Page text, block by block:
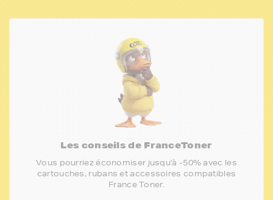
Les conseils de FranceToner
Vous pourriez économiser jusqu'à -50% avec les
cartouches, rubans et accessoires compatibles
France Toner.